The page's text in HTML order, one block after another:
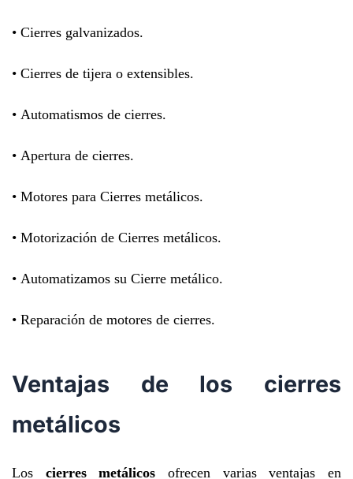
• Cierres galvanizados.
• Cierres de tijera o extensibles.
• Automatismos de cierres.
• Apertura de cierres.
• Motores para Cierres metálicos.
• Motorización de Cierres metálicos.
• Automatizamos su Cierre metálico.
• Reparación de motores de cierres.
Ventajas de los cierres
metálicos
Los cierres metálicos ofrecen varias ventajas en